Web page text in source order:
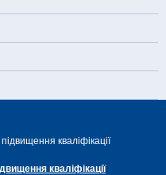
кваліфікації
кваліфікації